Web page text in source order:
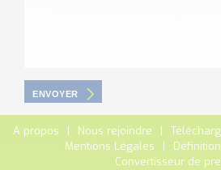
ENVOYER
A propos Nous rejoindre
Mentions Légales
Convertisseur de